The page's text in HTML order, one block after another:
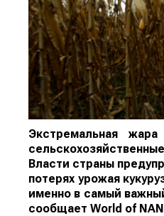
Экстремальная
Власти страны
потерях урожая
именно в самый
сообщает World of NAN